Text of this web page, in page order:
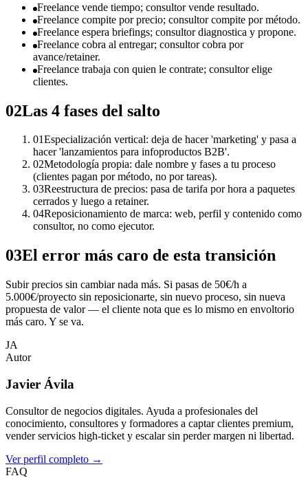
Freelance vende tiempo; consultor vende resultado.
Freelance compite por precio; consultor compite por método.
Freelance espera briefings; consultor diagnostica y propone.
Freelance cobra al entregar; consultor cobra por
avance/retainer.
Freelance trabaja con quien le contrate; consultor elige
clientes.
02Las 4 fases del salto
01Especialización vertical: deja de hacer 'marketing' y pasa a
hacer 'lanzamientos para infoproductos B2B'.
02Metodología propia: dale nombre y fases a tu proceso
(clientes pagan por método, no por tareas).
03Reestructura de precios: pasa de tarifa por hora a paquetes
cerrados y luego a retainer.
04Reposicionamiento de marca: web, perfil y contenido como
consultor, no como ejecutor.
03El error más caro de esta transición
Subir precios sin cambiar nada más. Si pasas de 50€/h a
5.000€/proyecto sin reposicionarte, sin nuevo proceso, sin nueva
propuesta de valor — el cliente nota que es lo mismo en envoltorio
más caro. Y se va.
JA
Autor
Javier Ávila
Consultor de negocios digitales. Ayuda a profesionales del
conocimiento, consultores y formadores a captar clientes premium,
vender servicios high-ticket y escalar sin perder margen ni libertad.
Ver perfil completo →
FAQ